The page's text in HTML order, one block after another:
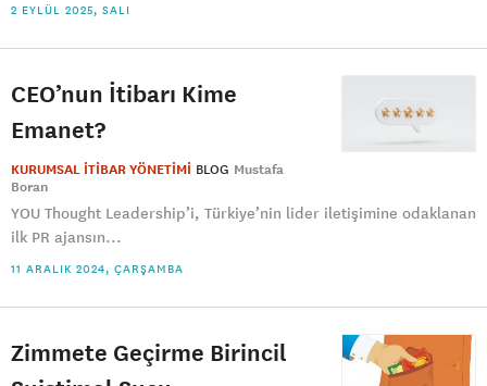
2 EYLÜL 2025, SALI
CEO’nun İtibarı Kime
Emanet?
KURUMSAL İTİBAR YÖNETİMİ BLOG Mustafa
Boran
YOU Thought Leadership’i, Türkiye’nin lider iletişimine odaklanan
ilk PR ajansın...
11 ARALIK 2024, ÇARŞAMBA
Zimmete Geçirme Birincil